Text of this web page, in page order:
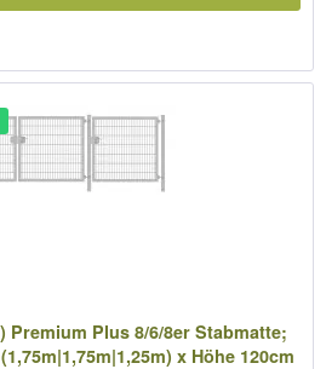
Plus 8/6/8er Stabmatte;
x Höhe 120cm